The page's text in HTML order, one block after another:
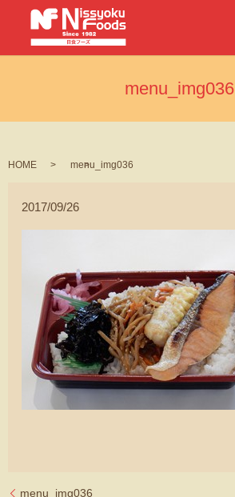
menu_img036
HOME menu_img036
2017/09/26
menu_img036